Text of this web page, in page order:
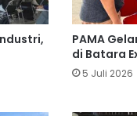
PAMA
di Batara
5 Juli 2026